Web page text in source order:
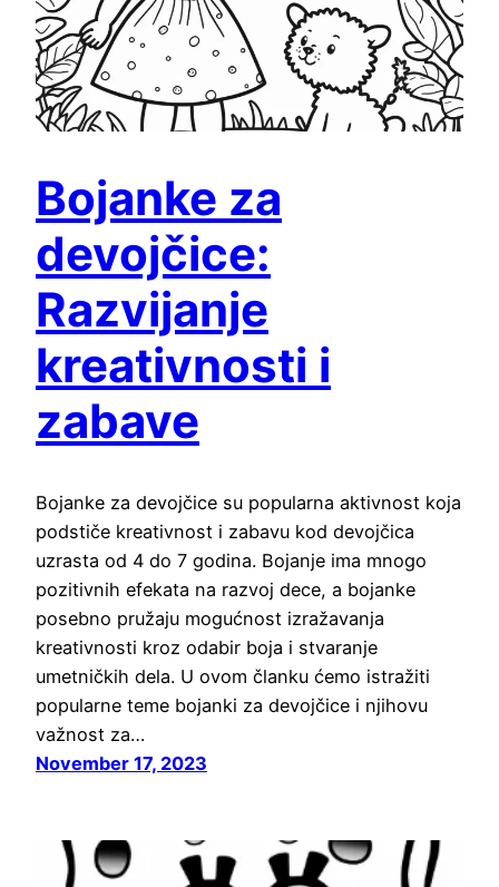
Bojanke za
devojčice:
Razvijanje
kreativnosti i
zabave
Bojanke za devojčice su popularna aktivnost koja
podstiče kreativnost i zabavu kod devojčica
uzrasta od 4 do 7 godina. Bojanje ima mnogo
pozitivnih efekata na razvoj dece, a bojanke
posebno pružaju mogućnost izražavanja
kreativnosti kroz odabir boja i stvaranje
umetničkih dela. U ovom članku ćemo istražiti
popularne teme bojanki za devojčice i njihovu
važnost za…
November 17, 2023